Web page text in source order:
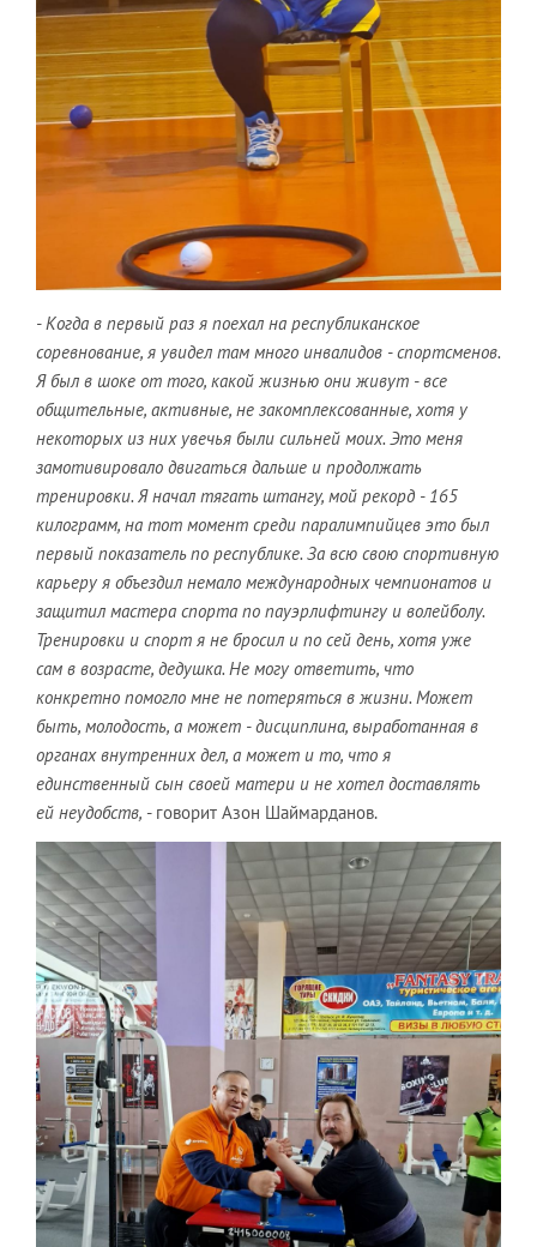
- Когда в первый раз я поехал на республиканское
соревнование, я увидел там много инвалидов - спортсменов.
Я был в шоке от того, какой жизнью они живут - все
общительные, активные, не закомплексованные, хотя у
некоторых из них увечья были сильней моих. Это меня
замотивировало двигаться дальше и продолжать
тренировки. Я начал тягать штангу, мой рекорд - 165
килограмм, на тот момент среди паралимпийцев это был
первый показатель по республике. За всю свою спортивную
карьеру я объездил немало международных чемпионатов и
защитил мастера спорта по пауэрлифтингу и волейболу.
Тренировки и спорт я не бросил и по сей день, хотя уже
сам в возрасте, дедушка. Не могу ответить, что
конкретно помогло мне не потеряться в жизни. Может
быть, молодость, а может - дисциплина, выработанная в
органах внутренних дел, а может и то, что я
единственный сын своей матери и не хотел доставлять
ей неудобств, - говорит Азон Шаймарданов.